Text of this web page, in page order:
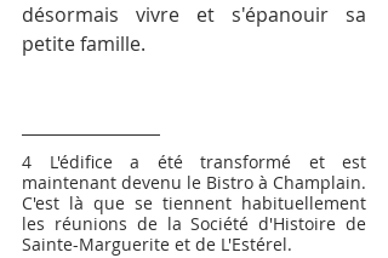
désormais vivre et s'épanouir sa
petite famille.
4 L'édifice a été transformé et est
maintenant devenu le Bistro à Champlain.
C'est là que se tiennent habituellement
les réunions de la Société d'Histoire de
Sainte-Marguerite et de L'Estérel.